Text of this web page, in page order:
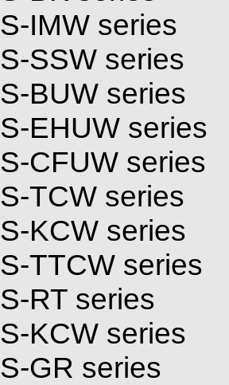
S-IMW series
S-SSW series
S-BUW series
S-EHUW series
S-CFUW series
S-TCW series
S-KCW series
S-TTCW series
S-RT series
S-KCW series
S-GR series